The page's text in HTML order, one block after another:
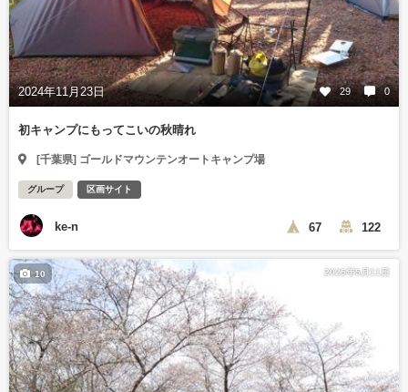
2024年11月23日 29 0
初キャンプにもってこいの秋晴れ
[千葉県] ゴールドマウンテンオートキャンプ場
グループ 区画サイト
ke-n 67 122
2025年5月11日
10